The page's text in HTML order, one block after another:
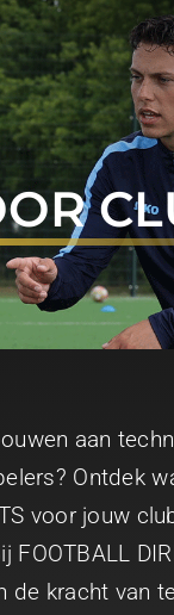
aan
Ontdek
voor jouw
FOOTBALL
de kracht van